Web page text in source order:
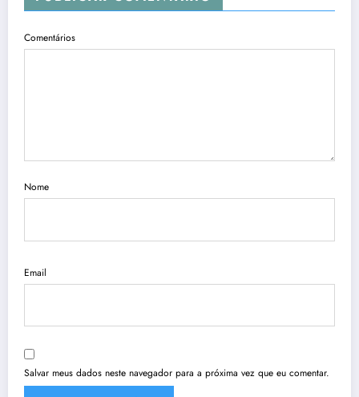
Comentários
Nome
Email
Salvar meus dados neste navegador para a próxima vez que eu comentar.